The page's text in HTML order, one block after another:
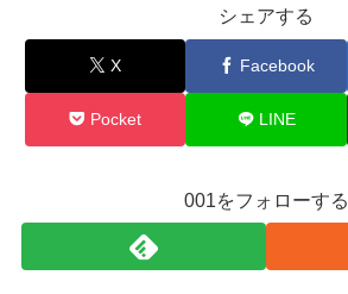
シェアする
X Facebook
Pocket LINE
001をフォローする